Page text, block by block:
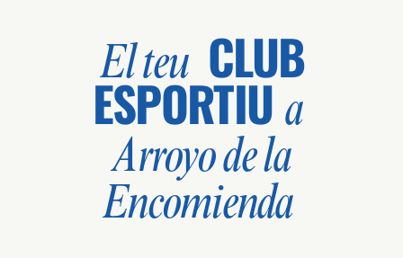
El teu CLUB
ESPORTIU a
Arroyo de la
Encomienda